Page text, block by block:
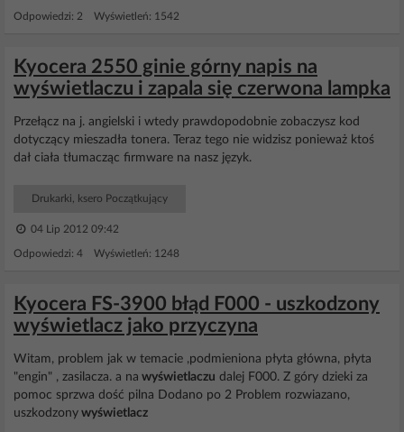
Odpowiedzi: 2 Wyświetleń: 1542
Kyocera 2550 ginie górny napis na
wyświetlaczu i zapala się czerwona lampka
Przełącz na j. angielski i wtedy prawdopodobnie zobaczysz kod
dotyczący mieszadła tonera. Teraz tego nie widzisz ponieważ ktoś
dał ciała tłumacząc firmware na nasz język.
Drukarki, ksero Początkujący
04 Lip 2012 09:42
Odpowiedzi: 4 Wyświetleń: 1248
Kyocera FS-3900 błąd F000 - uszkodzony
wyświetlacz jako przyczyna
Witam, problem jak w temacie ,podmieniona płyta główna, płyta
"engin" , zasilacza. a na wyświetlaczu dalej F000. Z góry dzieki za
pomoc sprzwa dość pilna Dodano po 2 Problem rozwiazano,
uszkodzony wyświetlacz